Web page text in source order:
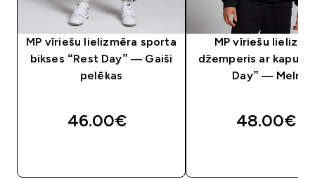
MP vīriešu lielizmēra sporta
bikses “Rest Day” — Gaiši
pelēkas
46.00€‎
MP vīriešu
džemperis ar kapuci
Day” — Melns
48.00€‎